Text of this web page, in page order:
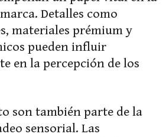
Detalles como
materiales prémium y
pueden influir
en la percepción de los
son también parte de la
sensorial. Las